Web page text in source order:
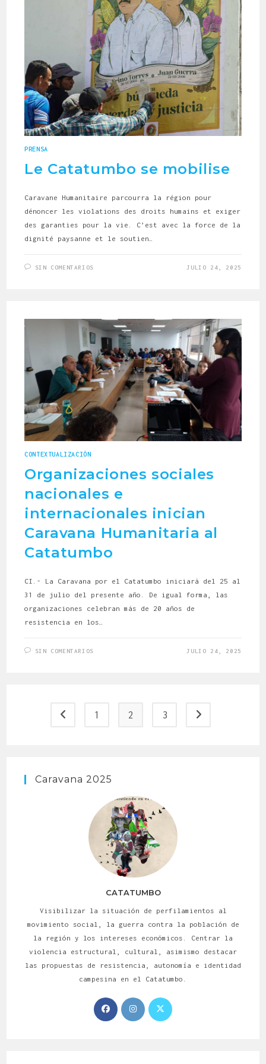
PRENSA
Le Catatumbo se mobilise
Caravane Humanitaire parcourra la région pour
dénoncer les violations des droits humains et exiger
des garanties pour la vie. C’est avec la force de la
dignité paysanne et le soutien…
SIN COMENTARIOS JULIO 24, 2025
CONTEXTUALIZACIÓN
Organizaciones sociales
nacionales e
internacionales inician
Caravana Humanitaria al
Catatumbo
CI.- La Caravana por el Catatumbo iniciará del 25 al
31 de julio del presente año. De igual forma, las
organizaciones celebran más de 20 años de
resistencia en los…
SIN COMENTARIOS JULIO 24, 2025
1 2 3
Caravana 2025
CATATUMBO
Visibilizar la situación de perfilamientos al
movimiento social, la guerra contra la población de
la región y los intereses económicos. Centrar la
violencia estructural, cultural, asimismo destacar
las propuestas de resistencia, autonomía e identidad
campesina en el Catatumbo.